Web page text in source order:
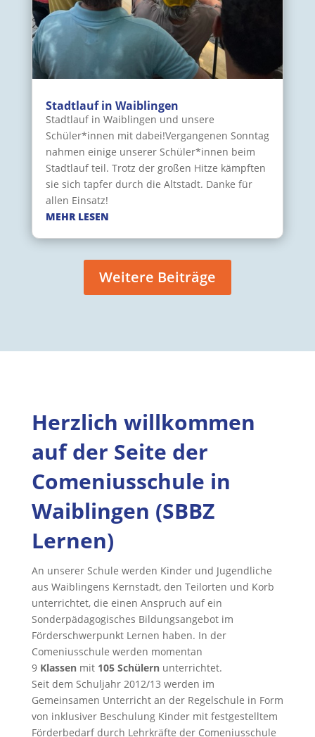
Stadtlauf in Waiblingen
Stadtlauf in Waiblingen und unsere
Schüler*innen mit dabei!Vergangenen Sonntag
nahmen einige unserer Schüler*innen beim
Stadtlauf teil. Trotz der großen Hitze kämpften
sie sich tapfer durch die Altstadt. Danke für
allen Einsatz!
MEHR LESEN
Weitere Beiträge
Herzlich willkommen
auf der Seite der
Comeniusschule in
Waiblingen (SBBZ
Lernen)
An unserer Schule werden Kinder und Jugendliche
aus Waiblingens Kernstadt, den Teilorten und Korb
unterrichtet, die einen Anspruch auf ein
Sonderpädagogisches Bildungsangebot im
Förderschwerpunkt Lernen haben. In der
Comeniusschule werden momentan
9Klassenmit 105 Schülernunterrichtet.
Seit dem Schuljahr 2012/13 werden im
Gemeinsamen Unterricht an der Regelschule in Form
von inklusiver Beschulung Kinder mit festgestelltem
Förderbedarf durch Lehrkräfte der Comeniusschule